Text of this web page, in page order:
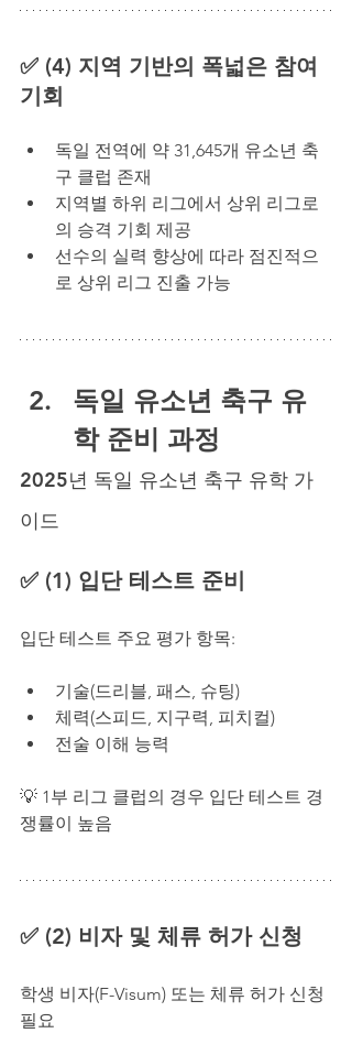
✅ (4) 지역 기반의 폭넓은 참여
기회
독일 전역에 약 31,645개 유소년 축
구 클럽 존재
지역별 하위 리그에서 상위 리그로
의 승격 기회 제공
선수의 실력 향상에 따라 점진적으
로 상위 리그 진출 가능
독일 유소년 축구 유
학 준비 과정
2025년 독일 유소년 축구 유학 가
이드
✅ (1) 입단 테스트 준비
입단 테스트 주요 평가 항목:
기술(드리블, 패스, 슈팅)
체력(스피드, 지구력, 피치컬)
전술 이해 능력
💡 1부 리그 클럽의 경우 입단 테스트 경
쟁률이 높음
✅ (2) 비자 및 체류 허가 신청
학생 비자(F-Visum) 또는 체류 허가 신청
필요